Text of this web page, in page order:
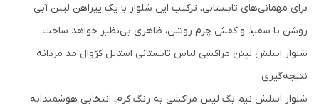
برای مهمانی‌های تابستانی، ترکیب این شلوار با یک پیراهن لینن آبی
روشن یا سفید و کفش چرم روشن، ظاهری بی‌نظیر خواهد ساخت.
شلوار اسلش لینن مراکشی لباس تابستانی استایل کژوال مد مردانه
نتیجه‌گیری
شلوار اسلش نیم بگ لینن مراکشی به رنگ کرم، انتخابی هوشمندانه